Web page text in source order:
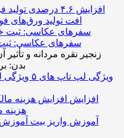
افت تولید ورق‌های
سفرهای عکاسی:
زنجیر نقره مردانه و
بدن:
۵ ویژگی لپ تاپ های
افزایش
هزینه
آموزش واریز بیت